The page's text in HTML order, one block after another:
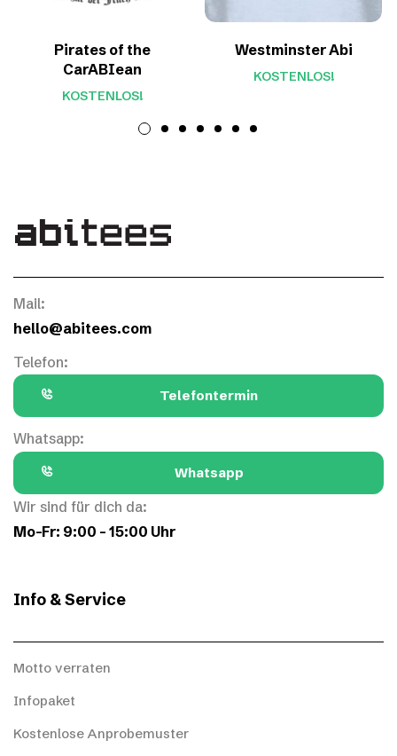
Pirates of the
CarABIean
KOSTENLOS!
Westminster Abi
KOSTENLOS!
Mail:
hello@abitees.com
Telefon:
Telefontermin
Whatsapp:
Whatsapp
Wir sind für dich da:
Mo–Fr: 9:00 – 15:00 Uhr
Info & Service
Motto verraten
Infopaket
Kostenlose Anprobemuster